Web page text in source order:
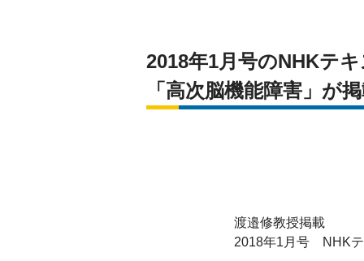
2018年1月号のNHKテ
「高次脳機能障害」が
渡邉修教授掲載
2018年1月号　NHK